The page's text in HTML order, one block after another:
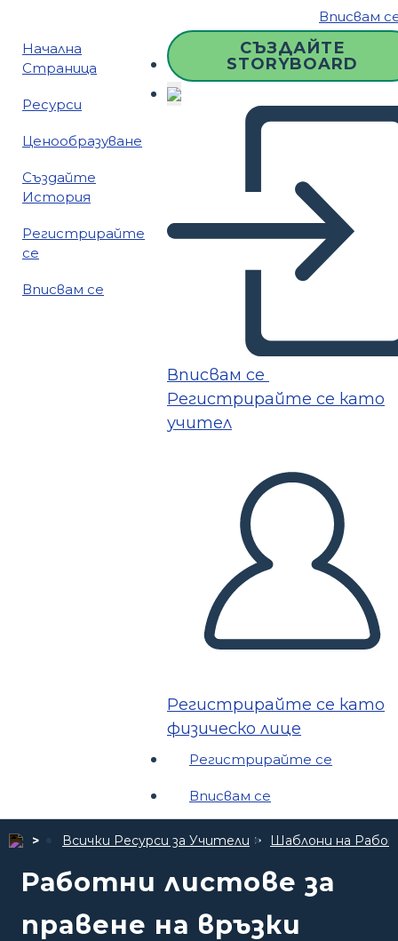
Вписвам
Начална
Страница
Ресурси
Ценообразуване
Създайте
История
Регистрирайте
се
Вписвам се
СЪЗДАЙТЕ
STORYBOARD
Вписвам се
Регистрирайте се като
учител
Регистрирайте се като
физическо лице
Регистрирайте се
Вписвам се
Всички Ресурси за Учители Шаблони на
Работни листове за
правене на връзки